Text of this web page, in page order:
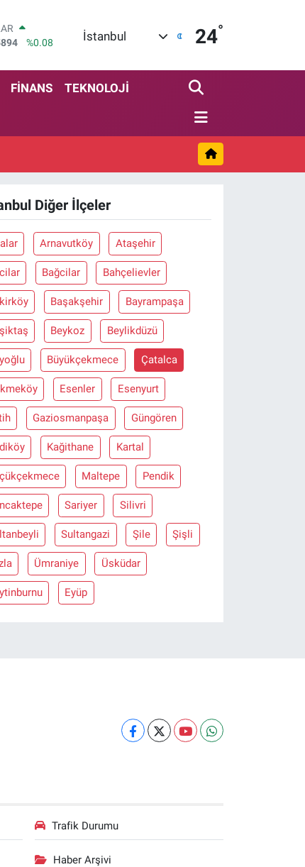
%0.08
%-0.02
İstanbul 24°
FİNANS TEKNOLOJİ
Diğer İlçeler
Arnavutköy Ataşehir
Bağcilar Bahçelievler
Başakşehir Bayrampaşa
Beykoz Beylikdüzü
Büyükçekmece Çatalca
Esenler Esenyurt
Gaziosmanpaşa Güngören
Kağithane Kartal
Maltepe Pendik
Sariyer Silivri
Sultangazi Şile Şişli
Ümraniye Üsküdar
Eyüp
Trafik Durumu
Haber Arşivi